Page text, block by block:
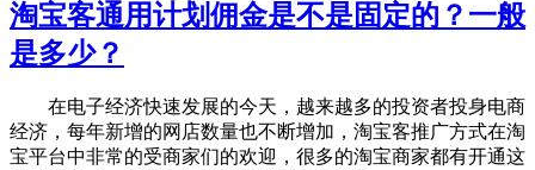
淘宝客通用计划佣金是不是固定的？一般
是多少？
在电子经济快速发展的今天，越来越多的投资者投身电商
经济，每年新增的网店数量也不断增加，淘宝客推广方式在淘
宝平台中非常的受商家们的欢迎，很多的淘宝商家都有开通这